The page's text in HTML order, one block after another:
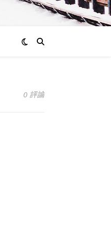
0 評論